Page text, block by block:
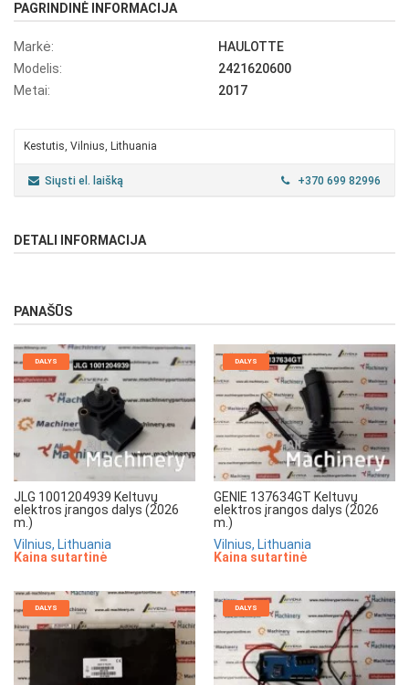
PAGRINDINĖ INFORMACIJA
Markė:
HAULOTTE
Modelis:
2421620600
Metai:
2017
Kestutis, Vilnius, Lithuania
Siųsti el. laišką +370 699 82996
DETALI INFORMACIJA
PANAŠŪS
DALYS
JLG 1001204939 Keltuvų
elektros įrangos dalys (2026
m.)
Vilnius, Lithuania
Kaina sutartinė
DALYS
GENIE 137634GT Keltuvų
elektros įrangos dalys (2026
m.)
Vilnius, Lithuania
Kaina sutartinė
DALYS DALYS